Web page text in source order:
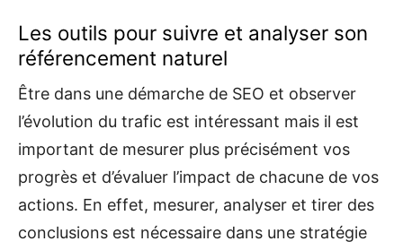
Les outils pour suivre et analyser son
référencement naturel
Être dans une démarche de SEO et observer
l’évolution du trafic est intéressant mais il est
important de mesurer plus précisément vos
progrès et d’évaluer l’impact de chacune de vos
actions. En effet, mesurer, analyser et tirer des
conclusions est nécessaire dans une stratégie